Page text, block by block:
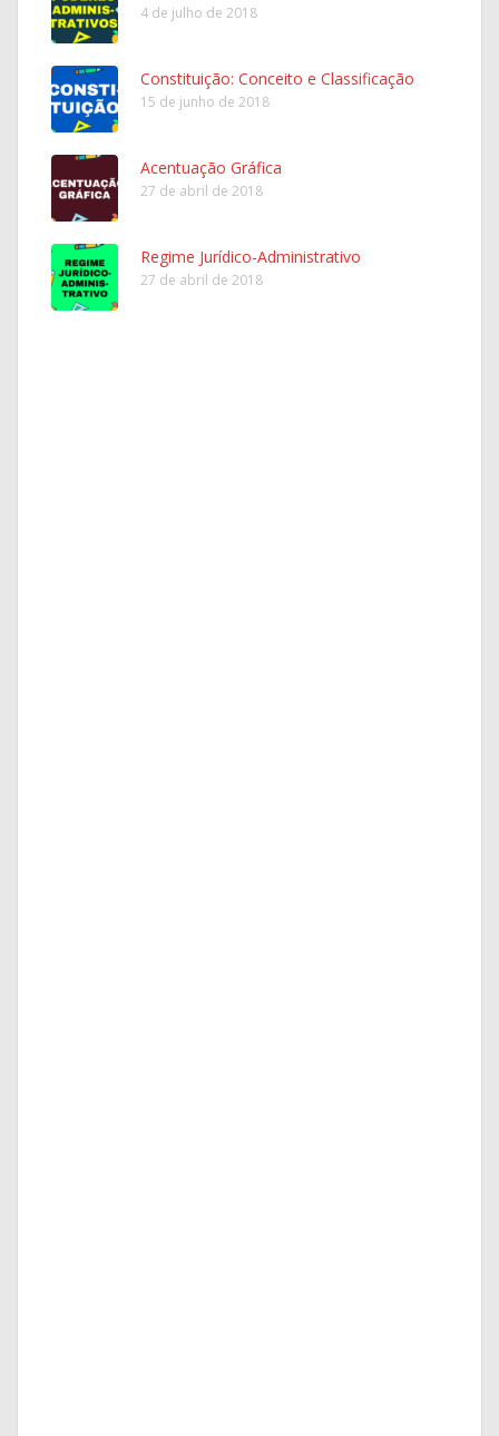
4 de julho de 2018
Constituição: Conceito e Classificação
15 de junho de 2018
Acentuação Gráfica
27 de abril de 2018
Regime Jurídico-Administrativo
27 de abril de 2018